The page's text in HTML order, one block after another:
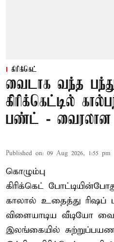
கிரிக்கெட்
வைடாக வந்த
கிரிக்கெட்டில்
பண்ட் - வைரலான
Published on: 09 Aug 2026, 1:55 pm
கொழும்பு
கிரிக்கெட்
காலால் உதைத்து ரிஷப்
விளையாடிய வீடியோ
இலங்கையில்